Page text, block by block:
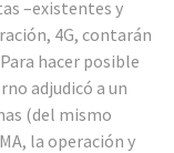
–existentes y
4G, contarán
hacer posible
adjudicó a un
(del mismo
la operación y